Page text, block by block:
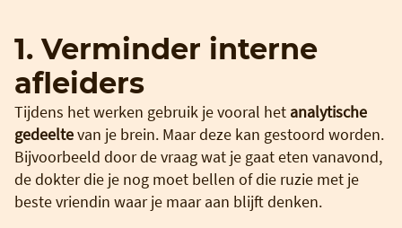
1. Verminder interne
afleiders
Tijdens het werken gebruik je vooral het analytische
gedeeltevan je brein. Maar deze kan gestoord worden.
Bijvoorbeeld door de vraag wat je gaat eten vanavond,
de dokter die je nog moet bellen of die ruzie met je
beste vriendin waar je maar aan blijft denken.